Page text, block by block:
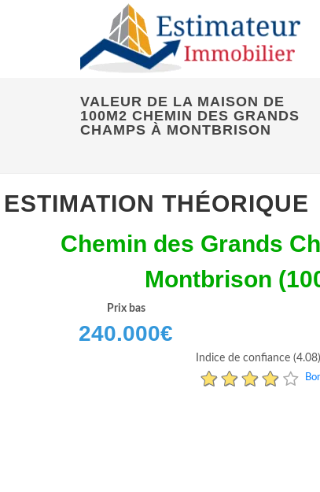
VALEUR DE LA MAISON DE
100M2 CHEMIN DES GRANDS
CHAMPS À MONTBRISON
ESTIMATION THÉORIQUE
Chemin des Grands
Montbrison
Prix bas
240.000€
Indice de confiance (4.08)